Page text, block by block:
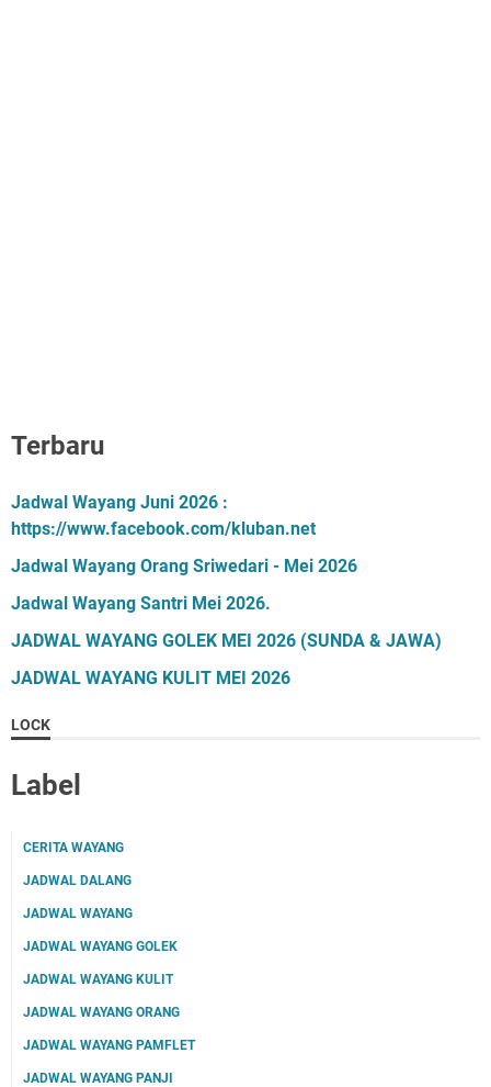
Terbaru
Jadwal Wayang Juni 2026 :
https://www.facebook.com/kluban.net
Jadwal Wayang Orang Sriwedari - Mei 2026
Jadwal Wayang Santri Mei 2026.
JADWAL WAYANG GOLEK MEI 2026 (SUNDA & JAWA)
JADWAL WAYANG KULIT MEI 2026
LOCK
Label
CERITA WAYANG
JADWAL DALANG
JADWAL WAYANG
JADWAL WAYANG GOLEK
JADWAL WAYANG KULIT
JADWAL WAYANG ORANG
JADWAL WAYANG PAMFLET
JADWAL WAYANG PANJI